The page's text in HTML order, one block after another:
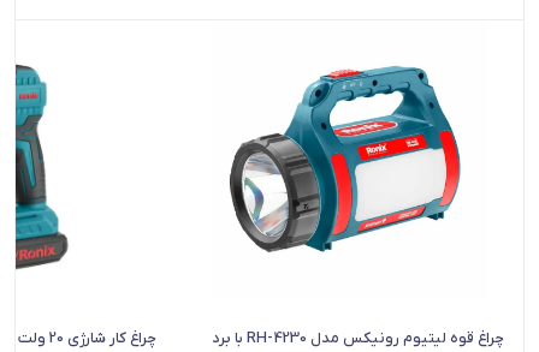
چراغ قوه لیتیوم رونیکس مدل RH-4230 با برد
چراغ کار شارژی 20 ولت رونیکس مدل 8630